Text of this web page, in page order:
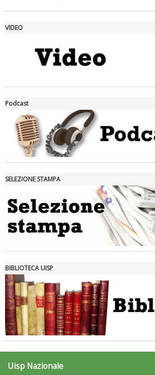
Tiziano Pesce nel Cda di Fondazione
VIDEO
Podcast
SELEZIONE STAMPA
BIBLIOTECA UISP
Uisp Nazionale